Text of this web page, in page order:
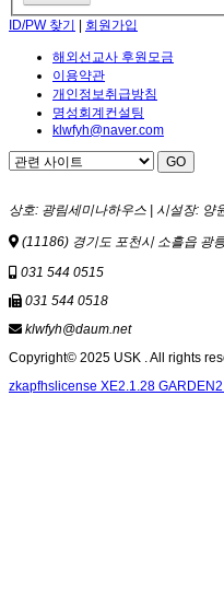
ID/PW 찾기 | 회원가입
해외선교사 후원모금
이용약관
개인정보취급방침
명성회계컨설팅
klwfyh@naver.com
상호: 광림세미나하우스 | 시설장:
(11186) 경기도 포천시 소흘읍 광
031 544 0515
031 544 0518
klwfyh@daum.net
Copyright© 2025 USK . All rights
zkapfhslicense XE2.1.28